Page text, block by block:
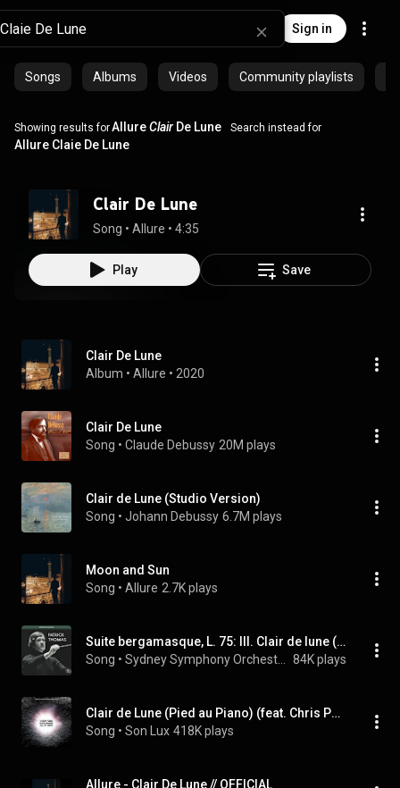
Sign in
Songs Albums Videos Community playlists
Showing results forAllureClair De Lune Search instead for
Allure Claie De Lune
Clair De Lune
Song • Allure • 4:35
Play Save
Clair De Lune
Album • Allure • 2020
Clair De Lune
Song • Claude Debussy 20M plays
Clair de Lune (Studio Version)
Song • Johann Debussy 6.7M plays
Moon and Sun
Song • Allure 2.7K plays
Suite bergamasque, L. 75: III. Clair de lune (Arr. for Orchestra by Alfred Luck)
Song • 84K plays
Clair de Lune (Pied au Piano) (feat. Chris Pattishall)
Song • Son Lux 418K plays
Allure - Clair De Lune // OFFICIAL